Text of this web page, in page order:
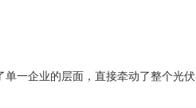
一企业的层面，直接牵动了整个光伏